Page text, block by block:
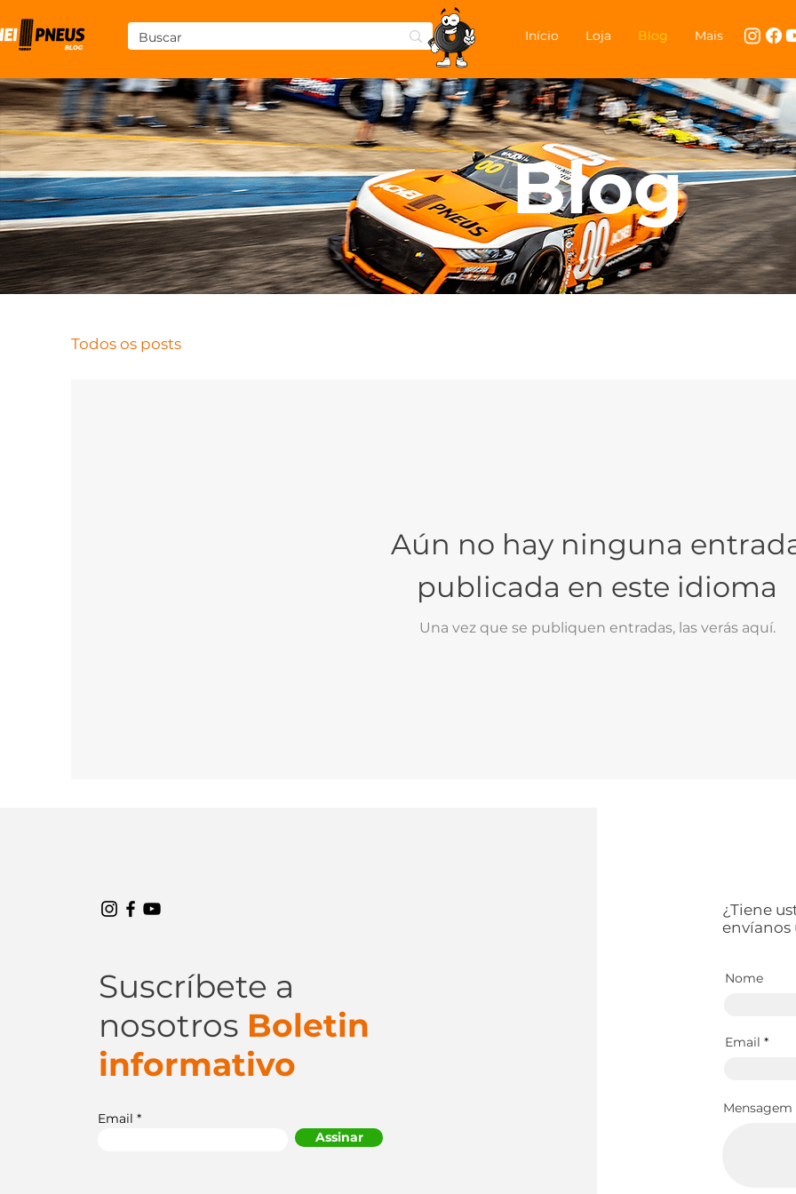
Início Loja Blog Mais
Blog
Todos os posts
Aún no hay ninguna
publicada en este idioma
Una vez que se publiquen entradas, las verás aquí.
Suscríbete a
nosotros Boletin
informativo
Email
Assinar
¿Tiene
envíanos
Nome
Email
Mensagem